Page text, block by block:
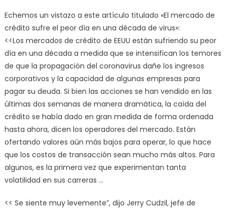
Echemos un vistazo a este artículo titulado «El mercado de
crédito sufre el peor día en una década de virus»:
<<Los mercados de crédito de EEUU están sufriendo su peor
día en una década a medida que se intensifican los temores
de que la propagación del coronavirus dañe los ingresos
corporativos y la capacidad de algunas empresas para
pagar su deuda. Si bien las acciones se han vendido en las
últimas dos semanas de manera dramática, la caída del
crédito se había dado en gran medida de forma ordenada
hasta ahora, dicen los operadores del mercado. Están
ofertando valores aún más bajos para operar, lo que hace
que los costos de transacción sean mucho más altos. Para
algunos, es la primera vez que experimentan tanta
volatilidad en sus carreras …
<< Se siente muy levemente”, dijo Jerry Cudzil, jefe de